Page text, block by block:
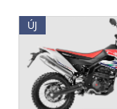
ÚJ